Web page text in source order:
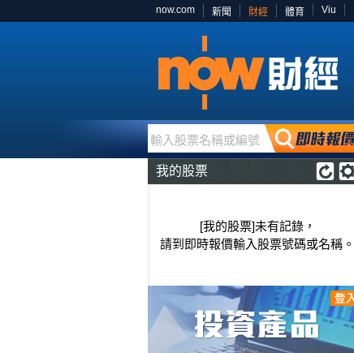
now.com 新聞 財經 體育 Viu
輸入股票名稱或編號
我的股票
[我的股票]未有記錄，
請到即時報價輸入股票號碼或名稱。